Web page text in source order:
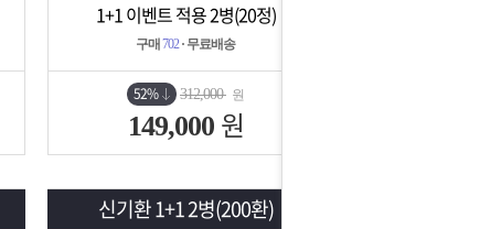
상세보기 담기
1+1 이벤트 적용 2병(20정)
구매 702· 무료배송
52% 312,000 원
149,000 원
신기환 1+1 2병(200환)